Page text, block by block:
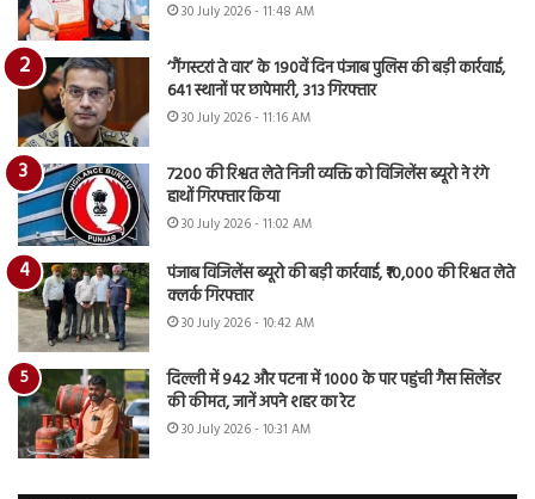
30 July 2026 - 11:48 AM
‘गैंगस्टरां ते वार’ के 190वें दिन पंजाब पुलिस की बड़ी कार्रवाई,
641 स्थानों पर छापेमारी, 313 गिरफ्तार
30 July 2026 - 11:16 AM
7200 की रिश्वत लेते निजी व्यक्ति को विजिलेंस ब्यूरो ने रंगे
हाथों गिरफ्तार किया
30 July 2026 - 11:02 AM
पंजाब विजिलेंस ब्यूरो की बड़ी कार्रवाई, ₹10,000 की रिश्वत लेते
क्लर्क गिरफ्तार
30 July 2026 - 10:42 AM
दिल्ली में 942 और पटना में 1000 के पार पहुंची गैस सिलेंडर
की कीमत, जानें अपने शहर का रेट
30 July 2026 - 10:31 AM